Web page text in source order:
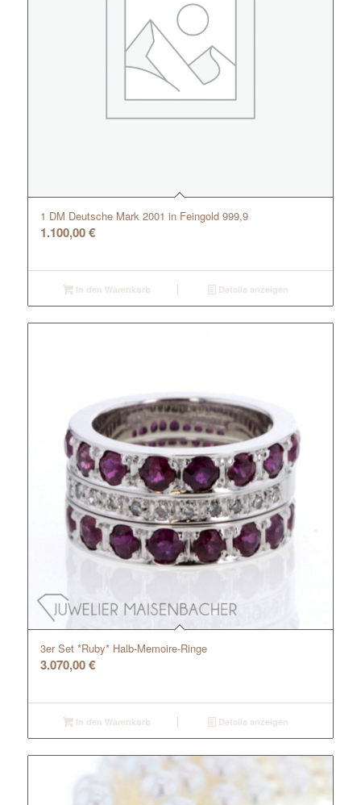
1 DM Deutsche Mark 2001 in Feingold 999,9
1.100,00€
In den Warenkorb Details anzeigen
3er Set *Ruby* Halb-Memoire-Ringe
3.070,00€
In den Warenkorb Details anzeigen